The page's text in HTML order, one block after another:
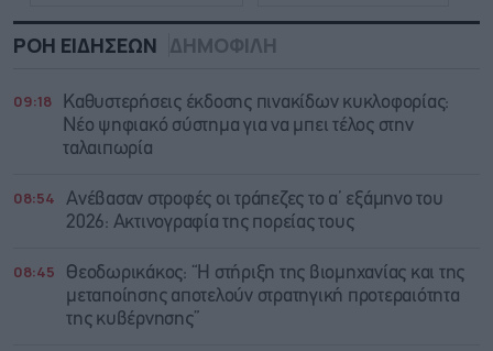
ΡΟΗ ΕΙΔΗΣΕΩΝ ΔΗΜΟΦΙΛΗ
09:18
Καθυστερήσεις έκδοσης πινακίδων κυκλοφορίας:
Νέο ψηφιακό σύστημα για να μπει τέλος στην
ταλαιπωρία
08:54
Ανέβασαν στροφές οι τράπεζες το α’ εξάμηνο του
2026: Ακτινογραφία της πορείας τους
08:45
Θεοδωρικάκος: “Η στήριξη της βιομηχανίας και της
μεταποίησης αποτελούν στρατηγική προτεραιότητα
της κυβέρνησης”